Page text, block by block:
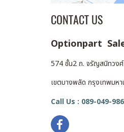
CONTACT US
Optionpart
574 ชั้น2 ถ. จรัญสนิทวง
เขตบางพลัด กรุงเทพมห
Call Us : 089-049-